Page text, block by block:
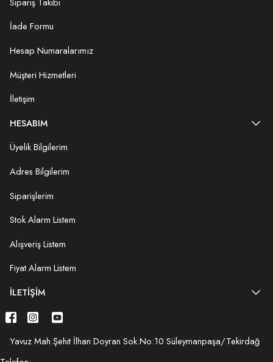
İade Formu
Hesap Numaralarımız
Müşteri Hizmetleri
İletişim
HESABIM
Üyelik Bilgilerim
Adres Bilgilerim
Siparişlerim
Stok Alarm Listem
Alışveriş Listem
Fiyat Alarm Listem
İLETIŞIM
Yavuz Mah.Şehit İlhan Doyran Sok.No:10 Süleymanpaşa/Tekirdağ